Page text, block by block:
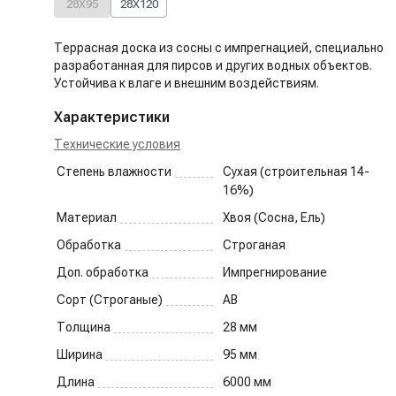
28X95 28X120
Террасная доска из сосны с импрегнацией, специально
разработанная для пирсов и других водных объектов.
Устойчива к влаге и внешним воздействиям.
Характеристики
Технические условия
Степень влажности
Сухая (строительная 14-
16%)
Материал
Хвоя (Сосна, Ель)
Обработка
Строганая
Доп. обработка
Импрегнирование
Сорт (Строганые)
AB
Толщина
28 мм
Ширина
95 мм
Длина
6000 мм